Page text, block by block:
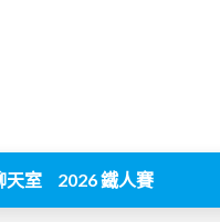
天室 2026 鐵人賽